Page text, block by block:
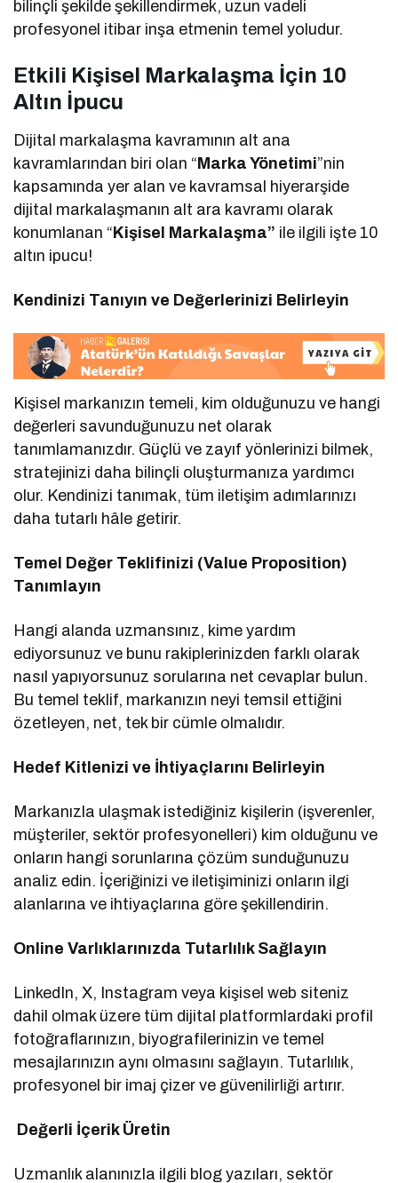
bilinçli şekilde şekillendirmek, uzun vadeli
profesyonel itibar inşa etmenin temel yoludur.
Etkili Kişisel Markalaşma İçin 10
Altın İpucu
Dijital markalaşma kavramının alt ana
kavramlarından biri olan “Marka Yönetimi”nin
kapsamında yer alan ve kavramsal hiyerarşide
dijital markalaşmanın alt ara kavramı olarak
konumlanan “Kişisel Markalaşma” ile ilgili işte 10
altın ipucu!
Kendinizi Tanıyın ve Değerlerinizi Belirleyin
Kişisel markanızın temeli, kim olduğunuzu ve hangi
değerleri savunduğunuzu net olarak
tanımlamanızdır. Güçlü ve zayıf yönlerinizi bilmek,
stratejinizi daha bilinçli oluşturmanıza yardımcı
olur. Kendinizi tanımak, tüm iletişim adımlarınızı
daha tutarlı hâle getirir.
Temel Değer Teklifinizi (Value Proposition)
Tanımlayın
Hangi alanda uzmansınız, kime yardım
ediyorsunuz ve bunu rakiplerinizden farklı olarak
nasıl yapıyorsunuz sorularına net cevaplar bulun.
Bu temel teklif, markanızın neyi temsil ettiğini
özetleyen, net, tek bir cümle olmalıdır.
Hedef Kitlenizi ve İhtiyaçlarını Belirleyin
Markanızla ulaşmak istediğiniz kişilerin (işverenler,
müşteriler, sektör profesyonelleri) kim olduğunu ve
onların hangi sorunlarına çözüm sunduğunuzu
analiz edin. İçeriğinizi ve iletişiminizi onların ilgi
alanlarına ve ihtiyaçlarına göre şekillendirin.
Online Varlıklarınızda Tutarlılık Sağlayın
LinkedIn, X, Instagram veya kişisel web siteniz
dahil olmak üzere tüm dijital platformlardaki profil
fotoğraflarınızın, biyografilerinizin ve temel
mesajlarınızın aynı olmasını sağlayın. Tutarlılık,
profesyonel bir imaj çizer ve güvenilirliği artırır.
Değerli İçerik Üretin
Uzmanlık alanınızla ilgili blog yazıları, sektör